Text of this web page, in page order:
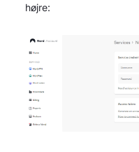
højre: